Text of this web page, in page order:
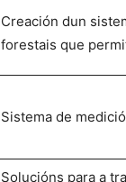
Creación dun
forestais que
Sistema de
Solucións para a